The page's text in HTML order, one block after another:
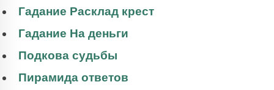
Гадание Расклад крест
Гадание На деньги
Подкова судьбы
Пирамида ответов